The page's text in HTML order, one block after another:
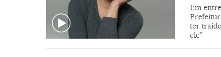
Em
ter
ele”